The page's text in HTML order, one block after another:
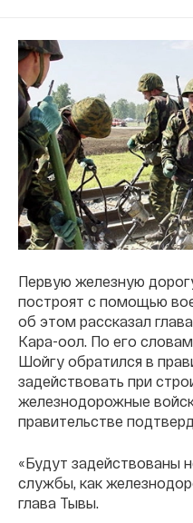
Первую железную
построят с помощью
об этом рассказал
Кара-оол. По его
Шойгу обратился в
задействовать при
железнодорожные
правительстве
«Будут задействованы
службы, как
глава Тывы.